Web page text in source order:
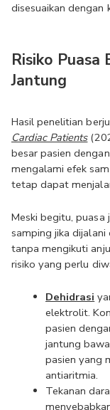
disesuaikan dengan
Risiko Puasa
Jantung
Hasil penelitian
Cardiac Patients
besar pasien
mengalami efek
tetap dapat
Meski begitu,
samping jika
tanpa mengikuti
risiko yang perlu
Dehidrasi
elektrolit.
pasien
jantung
pasien yang
antiaritmia.
Tekanan